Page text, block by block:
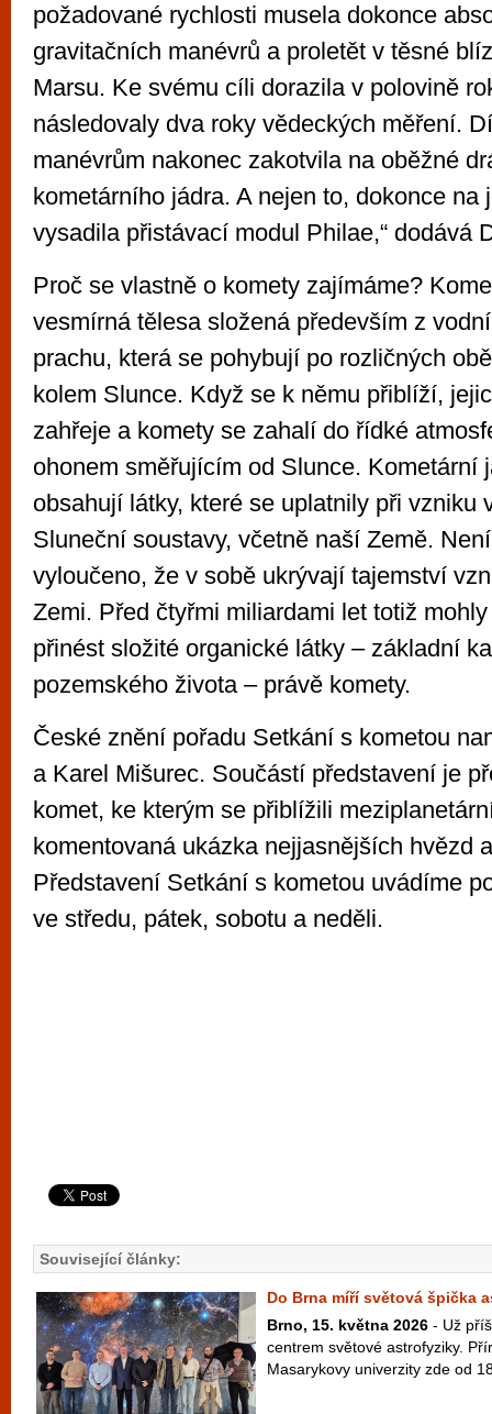
požadované rychlosti musela dokonce
gravitačních manévrů a proletět v těsné
Marsu. Ke svému cíli dorazila v polovině
následovaly dva roky vědeckých měření.
manévrům nakonec zakotvila na oběžné
kometárního jádra. A nejen to, dokonce na
vysadila přistávací modul Philae,“ dodává
Proč se vlastně o komety zajímáme?
vesmírná tělesa složená především z
prachu, která se pohybují po rozličných
kolem Slunce. Když se k němu přiblíží,
zahřeje a komety se zahalí do řídké
ohonem směřujícím od Slunce. Kometární
obsahují látky, které se uplatnily při vzniku
Sluneční soustavy, včetně naší Země.
vyloučeno, že v sobě ukrývají tajemství
Zemi. Před čtyřmi miliardami let totiž
přinést složité organické látky – základní
pozemského života – právě komety.
České znění pořadu Setkání s kometou
a Karel Mišurec. Součástí představení je
komet, ke kterým se přiblížili
komentovaná ukázka nejjasnějších hvězd
Představení Setkání s kometou uvádíme
ve středu, pátek, sobotu a neděli.
Související články:
Do Brna míří světová špička
Brno, 15. května 2026 - Už
centrem světové astrofyziky.
Masarykovy univerzity zde od